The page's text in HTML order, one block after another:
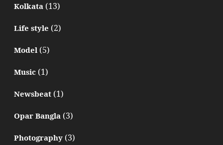
Kolkata(13)
Life style (2)
Model(5)
Music(1)
Newsbeat(1)
Opar Bangla(3)
Photography(3)